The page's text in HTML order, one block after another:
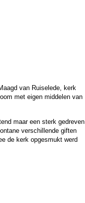
van Ruiselede, kerk
met eigen middelen van
maar een sterk gedreven
verschillende giften
de kerk opgesmukt werd